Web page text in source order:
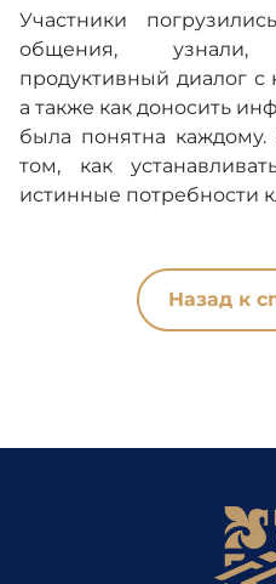
Участники
общения,
продуктивный диалог с
а также как доносить
была понятна
том, как
истинные потребности
Назад к